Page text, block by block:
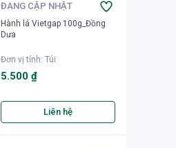
ĐANG CẬP NHẬT
Hành lá Vietgap 100g_Đồng
Dưa
Đơn vị tính:Túi
5.500 ₫
Liên hệ